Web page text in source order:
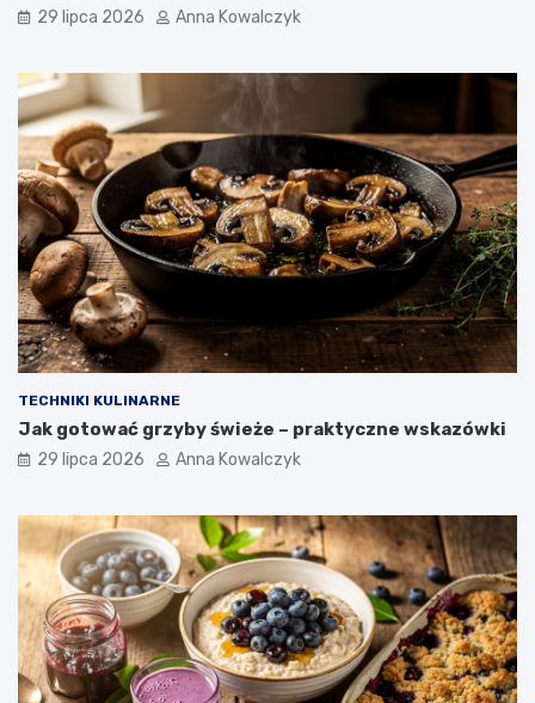
29 lipca 2026 Anna Kowalczyk
TECHNIKI KULINARNE
Jak gotować grzyby świeże – praktyczne wskazówki
29 lipca 2026 Anna Kowalczyk